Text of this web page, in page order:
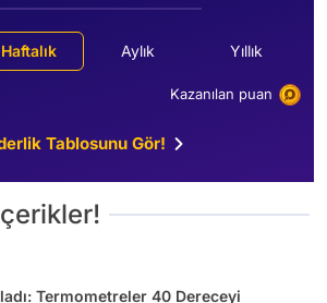
Haftalık Aylık Yıllık
Kazanılan puan
Tablosunu Gör!
Termometreler 40 Dereceyi